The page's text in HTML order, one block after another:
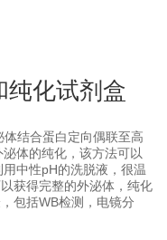
纯化试剂盒
结合蛋白定向偶联至高
体的纯化，该方法可以
中性pH的洗脱液，很温
获得完整的外泌体，纯化
包括WB检测，电镜分